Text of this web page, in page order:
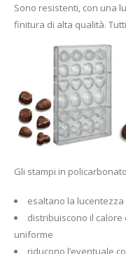
Sono resistenti, con una
finitura di alta qualità.
Gli stampi in
esaltano la lucentezza
distribuiscono il
uniforme
riducono l’eventuale